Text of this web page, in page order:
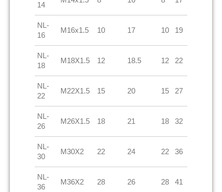
14
NL-
16
M16x1.5 10 17 10 19
NL-
18
M18X1.5 12 18.5 12 22
NL-
22
M22X1.5 15 20 15 27
NL-
26
M26X1.5 18 21 18 32
NL-
30
M30X2 22 24 22 36
NL-
36
M36X2 28 26 28 41